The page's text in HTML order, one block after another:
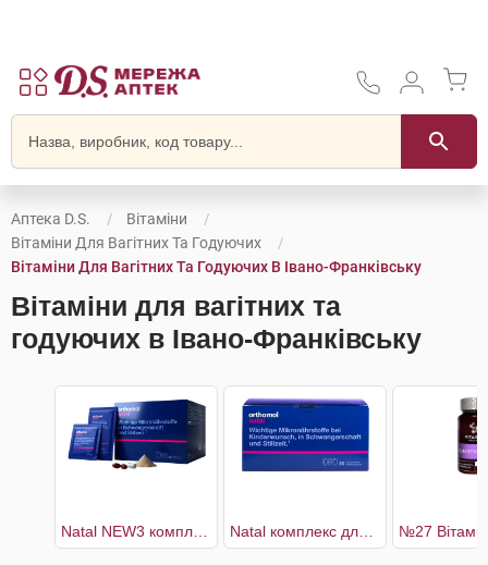
Аптека D.S.
Вітаміни
Вітаміни Для Вагітних Та Годуючих
Вітаміни Для Вагітних Та Годуючих В Івано-Франківську
Вітаміни для вагітних та
годуючих в Івано-Франківську